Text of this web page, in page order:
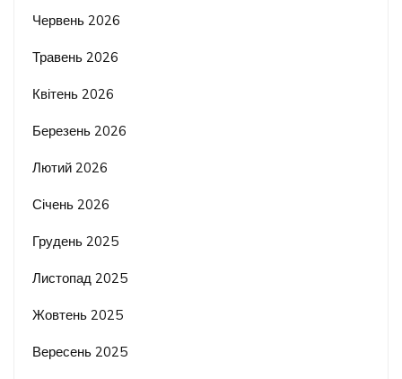
Червень 2026
Травень 2026
Квітень 2026
Березень 2026
Лютий 2026
Січень 2026
Грудень 2025
Листопад 2025
Жовтень 2025
Вересень 2025